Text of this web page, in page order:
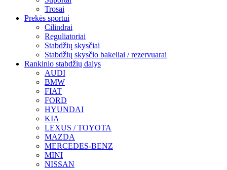
Trosai
Prekės sportui
Cilindrai
Reguliatoriai
Stabdžių skysčiai
Stabdžių skysčio bakeliai / rezervuarai
Rankinio stabdžių dalys
AUDI
BMW
FIAT
FORD
HYUNDAI
KIA
LEXUS / TOYOTA
MAZDA
MERCEDES-BENZ
MINI
NISSAN